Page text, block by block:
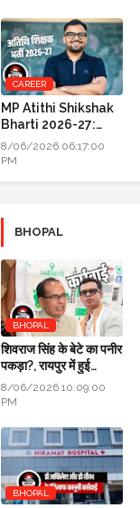
CAREER
MP Atithi Shikshak
Bharti 2026-27:
प्रोफाइल अपडेट और
ज्वाइनिंग की प्रक्रिया शुरू
8/06/2026 06:17:00
PM
BHOPAL
BHOPAL
शिवराज सिंह के बेटे का पनीर
पकड़ा?, रायपुर में हुई
कार्रवाई, जांच के लिए लैब
भेजा
8/06/2026 10:09:00
PM
BHOPAL